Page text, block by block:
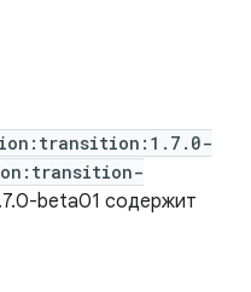
beta01 содержит